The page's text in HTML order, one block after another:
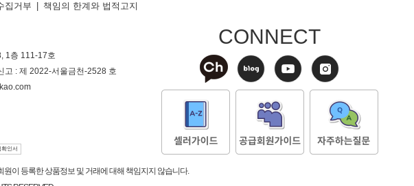
집거부 책임의 한계와 법적고지
1층 111-17호
고 : 제 2022-서울금천-2528 호
인서
CONNECT
이 등록한 상품정보 및 거래에 대해 책임지지 않습니다.